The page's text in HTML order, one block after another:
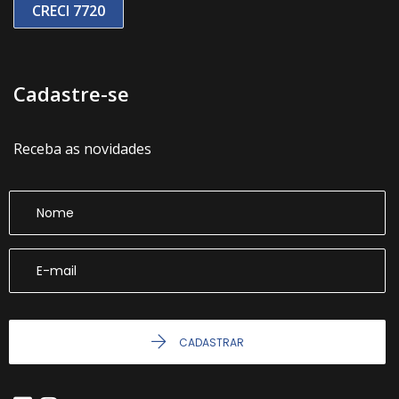
CRECI 7720
Cadastre-se
Receba as novidades
CADASTRAR